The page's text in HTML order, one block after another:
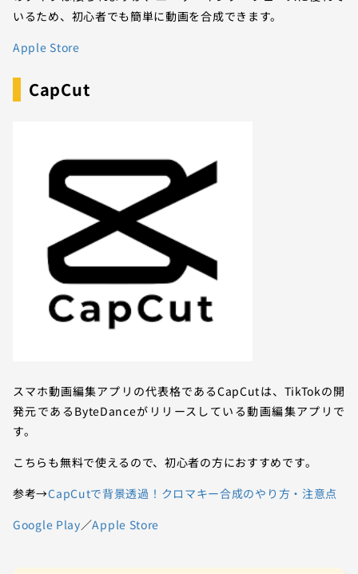
いるため、初心者でも簡単に動画を合成できます。
Apple Store
CapCut
スマホ動画編集アプリの代表格であるCapCutは、TikTokの開
発元であるByteDanceがリリースしている動画編集アプリで
す。
こちらも無料で使えるので、初心者の方におすすめです。
参考→CapCutで背景透過！クロマキー合成のやり方・注意点
Google Play／Apple Store